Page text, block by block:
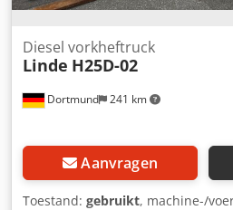
Dortmund 241 km
Diesel vorkheftruck
Linde H25D-02
Aanvragen
Toestand: gebruikt, machine-/